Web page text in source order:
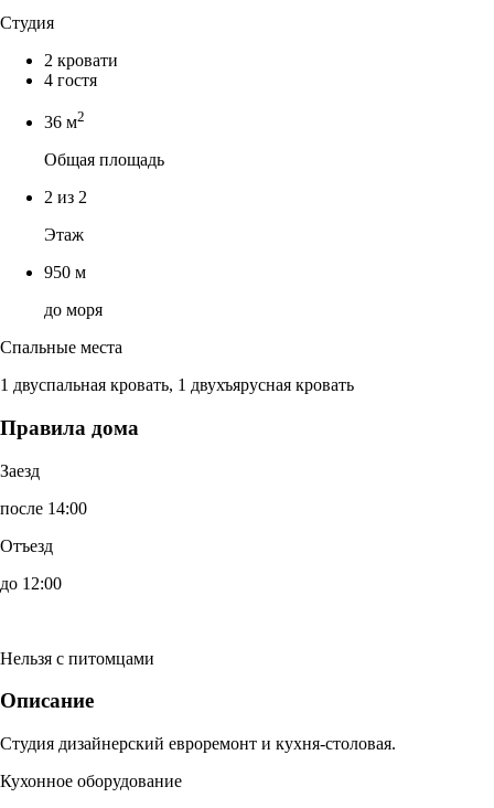
Студия
2 кровати
4 гостя
36 м2
Общая площадь
2 из 2
Этаж
950 м
до моря
Спальные места
1 двуспальная кровать, 1 двухъярусная кровать
Правила дома
Заезд
после 14:00
Отъезд
до 12:00
Нельзя с питомцами
Описание
Студия дизайнерский евроремонт и кухня-столовая.
Кухонное оборудование